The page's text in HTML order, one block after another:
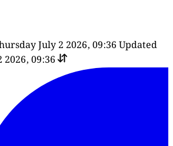
July 2 2026, 09:36 Updated
09:36